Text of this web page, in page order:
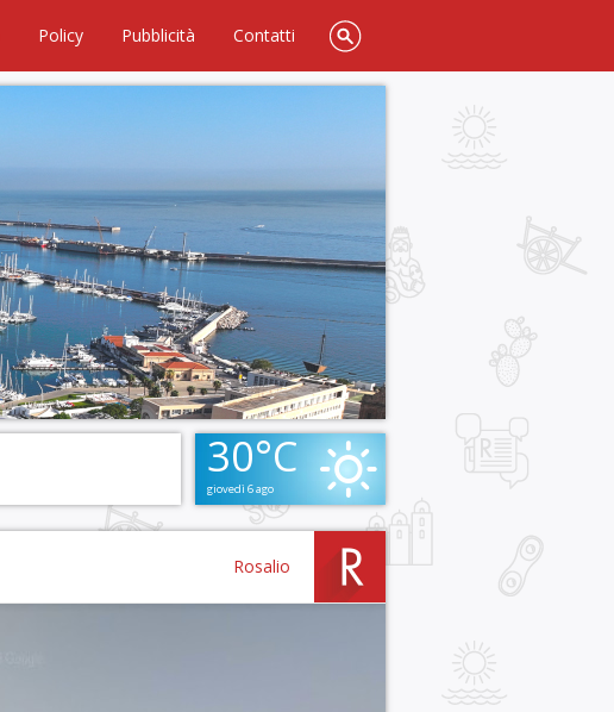
Policy Pubblicità Contatti
30°C
giovedì 6 ago
Rosalio